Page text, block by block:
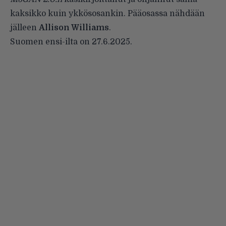
kaksikko kuin ykkösosankin. Pääosassa nähdään
jälleen Allison Williams.
Suomen ensi-ilta on 27.6.2025.